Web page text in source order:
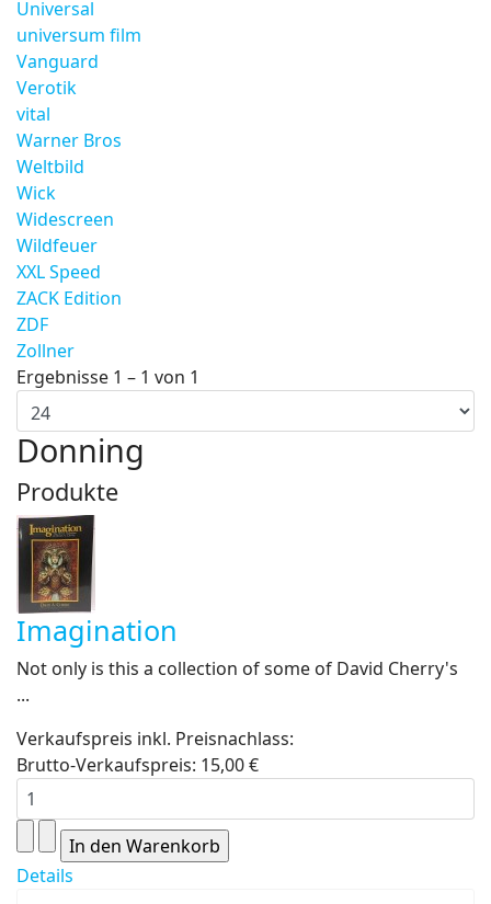
Universal
universum film
Vanguard
Verotik
vital
Warner Bros
Weltbild
Wick
Widescreen
Wildfeuer
XXL Speed
ZACK Edition
ZDF
Zollner
Ergebnisse 1 – 1 von 1
Donning
Produkte
Imagination
Not only is this a collection of some of David Cherry's
...
Verkaufspreis inkl. Preisnachlass:
Brutto-Verkaufspreis: 15,00 €
Details